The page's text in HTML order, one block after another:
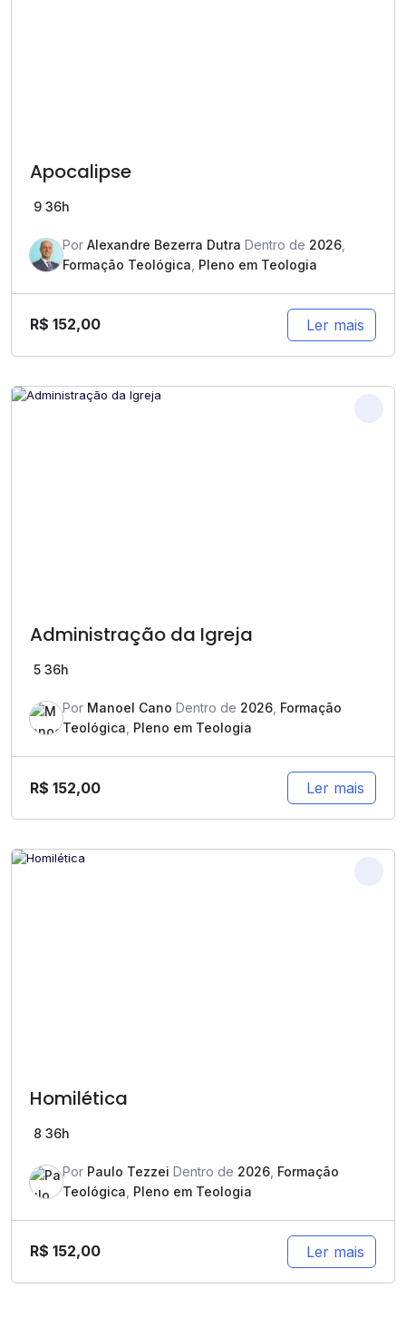
Apocalipse
9 36h
Por Alexandre Bezerra Dutra Dentro de 2026
Formação Teológica Pleno em Teologia
R$ 152,00 Ler mais
Administração da Igreja
5 36h
Por Manoel Cano Dentro de 2026 Formação
Teológica Pleno em Teologia
R$ 152,00 Ler mais
Homilética
8 36h
Por Paulo Tezzei Dentro de 2026 Formação
Teológica Pleno em Teologia
R$ 152,00 Ler mais